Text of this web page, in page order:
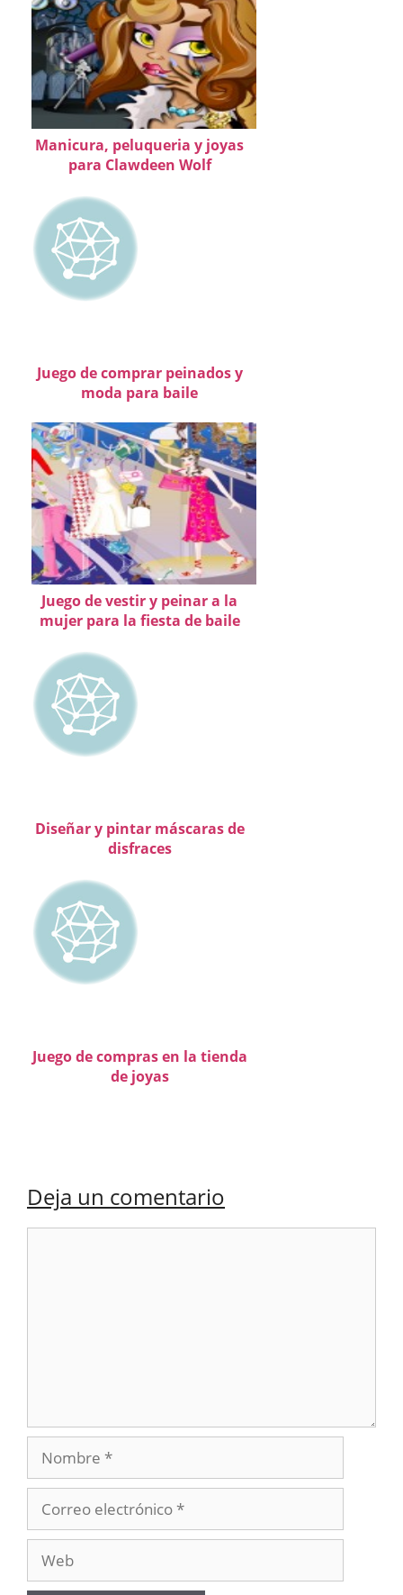
Manicura, peluqueria y joyas
para Clawdeen Wolf
Juego de comprar peinados y
moda para baile
Juego de vestir y peinar a la
mujer para la fiesta de baile
Diseñar y pintar máscaras de
disfraces
Juego de compras en la tienda
de joyas
Deja un comentario
Nombre
electrónico